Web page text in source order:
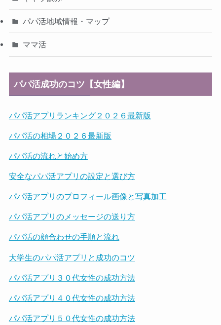
パパ活地域情報・マップ
ママ活
パパ活成功のコツ【女性編】
パパ活アプリランキング２０２６最新版
パパ活の相場２０２６最新版
パパ活の流れと始め方
安全なパパ活アプリの設定と選び方
パパ活アプリのプロフィール画像と写真加工
パパ活アプリのメッセージの送り方
パパ活の顔合わせの手順と流れ
大学生のパパ活アプリと成功のコツ
パパ活アプリ３０代女性の成功方法
パパ活アプリ４０代女性の成功方法
パパ活アプリ５０代女性の成功方法